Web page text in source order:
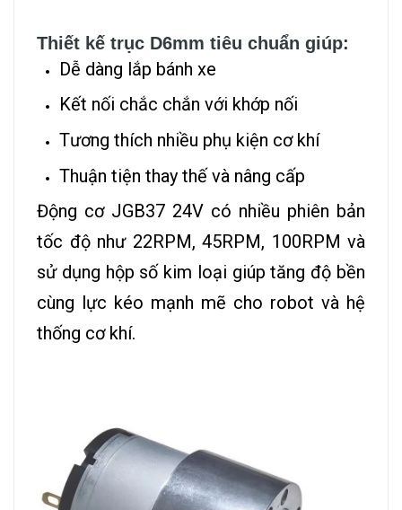
Thiết kế trục D6mm tiêu chuẩn giúp:
Dễ dàng lắp bánh xe
Kết nối chắc chắn với khớp nối
Tương thích nhiều phụ kiện cơ khí
Thuận tiện thay thế và nâng cấp
Động cơ JGB37 24V có nhiều phiên bản
tốc độ như 22RPM, 45RPM, 100RPM và
sử dụng hộp số kim loại giúp tăng độ bền
cùng lực kéo mạnh mẽ cho robot và hệ
thống cơ khí.